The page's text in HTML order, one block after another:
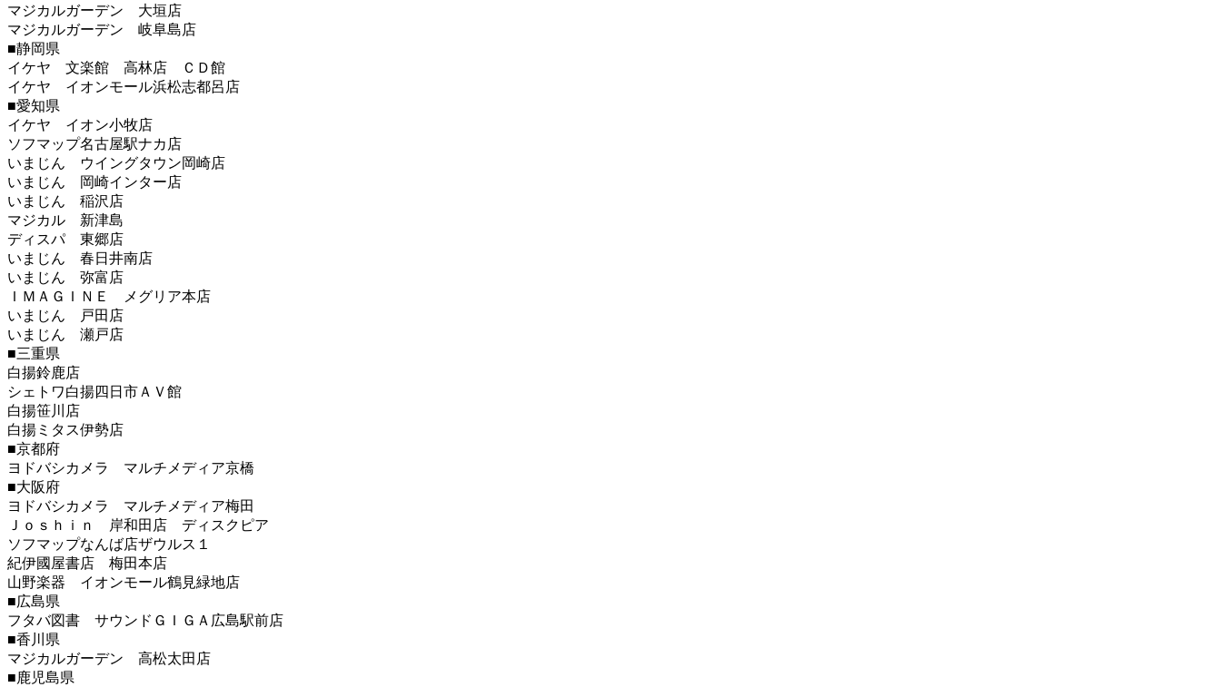
マジカルガーデン 大垣店
マジカルガーデン 岐阜島店
■静岡県
イケヤ 文楽館 高林店 ＣＤ館
イケヤ イオンモール浜松志都呂店
■愛知県
イケヤ イオン小牧店
ソフマップ名古屋駅ナカ店
いまじん ウイングタウン岡崎店
いまじん 岡崎インター店
いまじん 稲沢店
マジカル 新津島
ディスパ 東郷店
いまじん 春日井南店
いまじん 弥富店
ＩＭＡＧＩＮＥ メグリア本店
いまじん 戸田店
いまじん 瀬戸店
■三重県
白揚鈴鹿店
シェトワ白揚四日市ＡＶ館
白揚笹川店
白揚ミタス伊勢店
■京都府
ヨドバシカメラ マルチメディア京橋
■大阪府
ヨドバシカメラ マルチメディア梅田
Ｊｏｓｈｉｎ 岸和田店 ディスクピア
ソフマップなんば店ザウルス１
紀伊國屋書店 梅田本店
山野楽器 イオンモール鶴見緑地店
■広島県
フタバ図書 サウンドＧＩＧＡ広島駅前店
■香川県
マジカルガーデン 高松太田店
■鹿児島県